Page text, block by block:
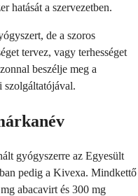
hatását a szervezetben.
de a szoros
tervez, vagy terhességet
beszélje meg a
szolgáltatójával.
gyógyszerre az Egyesült
pedig a Kivexa. Mindkettő
abacavirt és 300 mg